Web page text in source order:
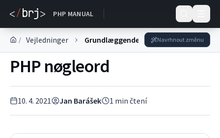
PHP MANUAL
DOKUMENTACE
/ Vejledninger Grundlæggende videnNavrhnout změnu
PHP nøgleord
10. 4. 2021 Jan Barášek 1 min čtení